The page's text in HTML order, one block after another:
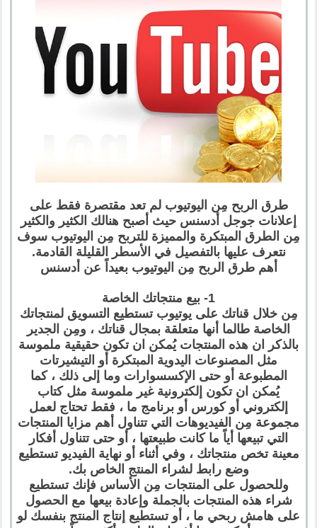
طرق الربح مِن اليوتيوب لم تعد مقتصرة فقط على
إعلانات جوجل أدسنس حيث أصبح هنالك الكثير والكثير
مِن الطرق المبتكرة والمميزة للتربح مِن اليوتيوب سوف
نتعرف عليها بالتفصيل في الأسطر القليلة القادمة.
أهم طرق الربح مِن اليوتيوب بعيداً عن أدسنس
1- بيع منتجاتك الخاصة
مِن خلال قناتك على يوتيوب تستطيع التسويق لمنتجاتك
الخاصة طالما أنها متعلقة بمجال قناتك ، ومِن الجدير
بالذكر ان هذه المنتجات يُمكن ان تكون حقيقية ملموسة
مثل المصنوعات اليدوية المبتكرة أو التيشيرتات
المطبوعة أو حتى الإكسسوارات وما إلى ذلك ، كما
يُمكن ان تكون إلكترونية غير ملموسة مثل كتاب
إلكتروني أو كورس أو برنامج ما ، فقط تحتاج لعمل
مجموعة مِن الفيديوهات التي تتناول أهم مزايا المنتجات
التي تبيعها أياً ما كانت طبيعتها ، أو حتى تتناول أفكار
معينة تخص منتجاتك ، وفي أثناء أو نهاية الفيديو تستطيع
وضع رابط لشراء المنتج الخاص بك.
وللحصول على المنتجات مِن الأساس فإنك تستطيع
شراء هذه المنتجات بالجملة وإعادة بيعها مع الحصول
على هامش ربحي ما ، أو تستطيع إنتاج المنتج بنفسك لو